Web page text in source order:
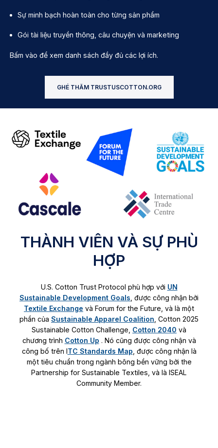
Sự minh bạch hoàn toàn cho từng sản phẩm
Gói tài liệu truyền thông, câu chuyện và marketing
Bấm vào để xem danh sách đầy đủ các lợi ích.
GHÉ THĂM TRUSTUSCOTTON.ORG
THÀNH VIÊN VÀ SỰ PHÙ
HỢP
U.S. Cotton Trust Protocol phù hợp với UN
Sustainable Development Goals , được công nhận bởi
Textile Exchange và Forum for the Future, và là một
phần của Sustainable Apparel Coalition , Cotton 2025
Sustainable Cotton Challenge, Cotton 2040 và
chương trình Cotton Up . Nó cũng được công nhận và
công bố trên ITC Standards Map , được công nhận là
một tiêu chuẩn trong ngành bông bền vững bởi the
Partnership for Sustainable Textiles, và là ISEAL
Community Member.